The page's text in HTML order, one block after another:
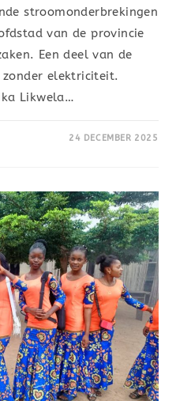
stroomonderbrekingen
van de provincie
Een deel van de
elektriciteit.
Likwela…
24 DECEMBER 2025